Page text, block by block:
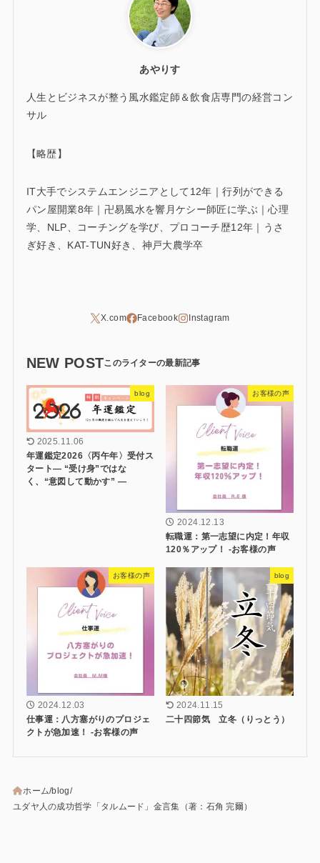
あやりす
人生とビジネスが整う風水鑑定師＆飲食店専門の経営コン
サル
【略歴】
IT大手でシステムエンジニアとして12年｜行列ができる
パン屋開業8年｜卍易風水を響月ケシー師匠に学ぶ｜心理
学、NLP、コーチングを学び、プロコーチ歴12年｜うさ
ぎ好き、KAT-TUN好き、神戸大農学卒
NEW POST
blog
2025.11.06
年運鑑定2026〈丙午年〉受付ス
タート― “受け身”ではな
く、“意図して動かす” ―
お客様の声
2024.12.13
転職運：第一志望に内定！年収
120％アップ！ -お客様の声
お客様の声
2024.12.03
仕事運：八方塞がりのプロジェ
クトが急加速！ -お客様の声
blog
2024.11.15
二十四節気 立冬（りっとう）
ホーム blog
ユダヤ人の成功哲学「タルムード」金言集（著：石角 完爾）